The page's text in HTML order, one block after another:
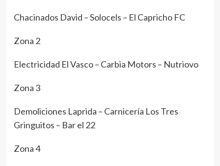
Chacinados David – Solocels – El Capricho FC
Zona 2
Electricidad El Vasco – Carbia Motors – Nutriovo
Zona 3
Demoliciones Laprida – Carnicería Los Tres
Gringuitos – Bar el 22
Zona 4